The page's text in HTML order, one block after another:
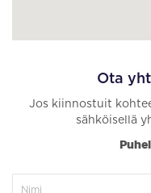
Ota
Jos kiinnostuit
sähköisellä